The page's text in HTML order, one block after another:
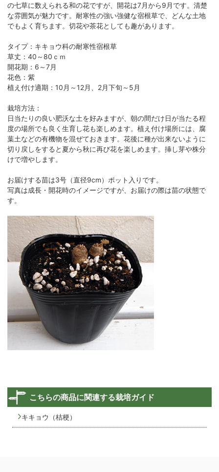
の七草に数えられる和の花ですが、開花は7月から9月です。清楚
な雰囲気が魅力です。耐寒性の強い強健な宿根草で、どんな土地
でもよく育ちます。切花や茶花としても趣があります。
タイプ：キキョウ科の耐寒性宿根草
草丈：40～80ｃｍ
開花期：6～7月
花色：紫
植え付け適期：10月～12月、2月下旬～5月
栽培方法：
日当たりの良い肥沃な土を好みますが、朝の間だけ日が当たる程
度の場所でも良く生育し花も楽しめます。植え付け場所には、腐
葉土などの有機物を混ぜておきます。花後に種が出来ないように
切り戻しをすると夏から秋に再び花を楽しめます。挿し芽や株分
けで増やします。
お届けする苗は3号（直径9cm）ポット入りです。
写真は成長・開花時のイメージですが、お届けの際は苗の状態で
す。
こちらの商品に関連する栽培ガイド
キキョウ（桔梗）